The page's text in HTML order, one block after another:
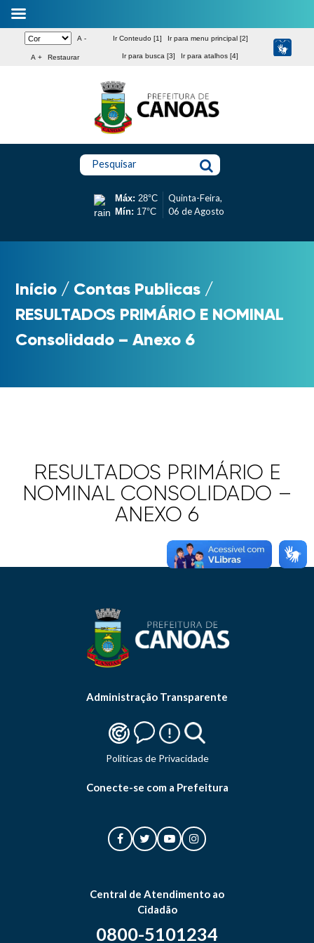
A -
A + Restaurar
Ir Conteudo [1] Ir para menu principal [2]
Ir para busca [3] Ir para atalhos [4]
Pesquisar
Máx: 28°C
Mín: 17°C
Quinta-Feira,
06 de Agosto
Início / Contas Publicas /
RESULTADOS PRIMÁRIO E NOMINAL
Consolidado – Anexo 6
RESULTADOS PRIMÁRIO E
NOMINAL CONSOLIDADO –
ANEXO 6
Administração Transparente
Politicas de Privacidade
Conecte-se com a Prefeitura
Central de Atendimento ao
Cidadão
0800-5101234